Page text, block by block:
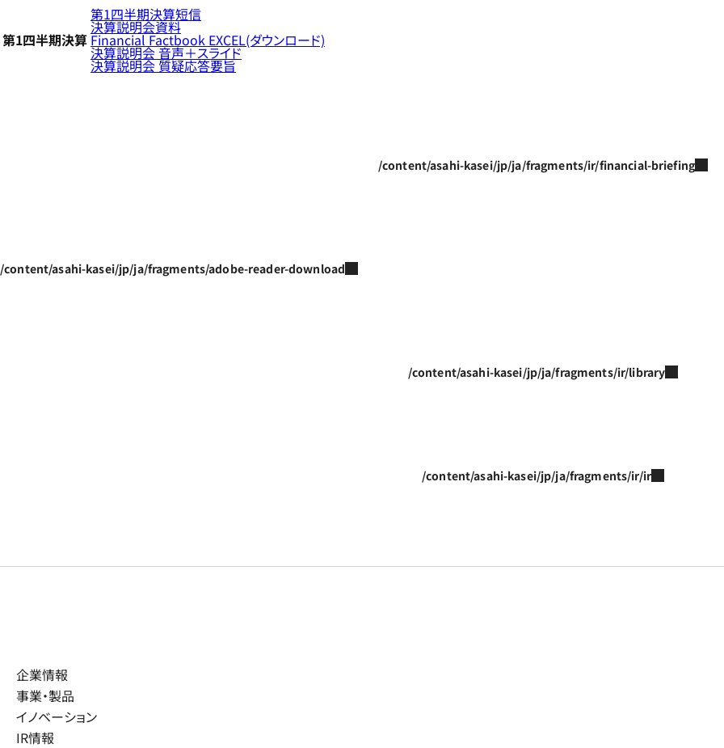
第1四半期決算
第1四半期決算短信
決算説明会資料
Financial Factbook EXCEL(ダウンロード)
決算説明会 音声＋スライド
決算説明会 質疑応答要旨
/content/asahi-kasei/jp/ja/fragments/ir/financial-briefing
/content/asahi-kasei/jp/ja/fragments/adobe-reader-download
/content/asahi-kasei/jp/ja/fragments/ir/library
/content/asahi-kasei/jp/ja/fragments/ir/ir
企業情報
事業・製品
イノベーション
IR情報